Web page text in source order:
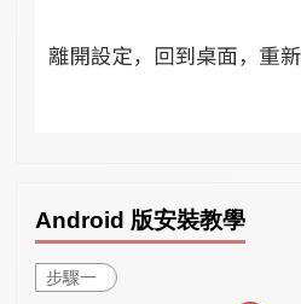
Android 版安裝教學
步驟一